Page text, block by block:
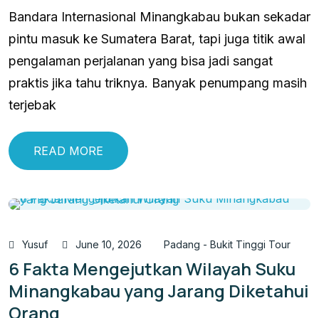
Bandara Internasional Minangkabau bukan sekadar
pintu masuk ke Sumatera Barat, tapi juga titik awal
pengalaman perjalanan yang bisa jadi sangat
praktis jika tahu triknya. Banyak penumpang masih
terjebak
READ MORE
Yusuf June 10, 2026 Padang - Bukit Tinggi Tour
6 Fakta Mengejutkan Wilayah Suku
Minangkabau yang Jarang Diketahui
Orang